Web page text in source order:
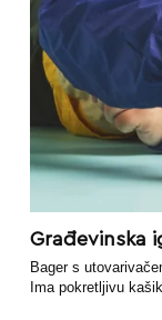
Građevinska
Bager s
Ima pokretljivu